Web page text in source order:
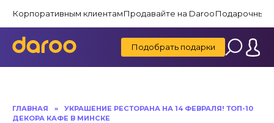
содержанию
Корпоративным клиентамПродавайте на DarooПодарочные
Подобрать подарки
ГЛАВНАЯ »
УКРАШЕНИЕ РЕСТОРАНА НА 14 ФЕВРАЛЯ! ТОП-10
ДЕКОРА КАФЕ В МИНСКЕ